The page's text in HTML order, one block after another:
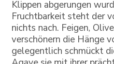
Klippen abgerungen
Fruchtbarkeit steht der
nichts nach. Feigen,
verschönern die Hänge
gelegentlich schmückt